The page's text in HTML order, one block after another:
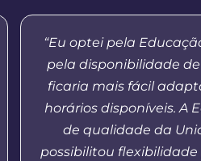
“Eu optei pela
pela disponibilidade
ficaria mais fácil
horários disponíveis. A
de qualidade da
possibilitou